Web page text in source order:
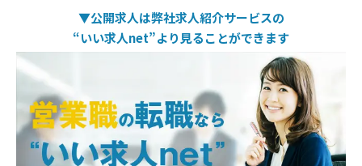
▼公開求人は弊社求人紹介サービスの
“いい求人net”より 見ることができます